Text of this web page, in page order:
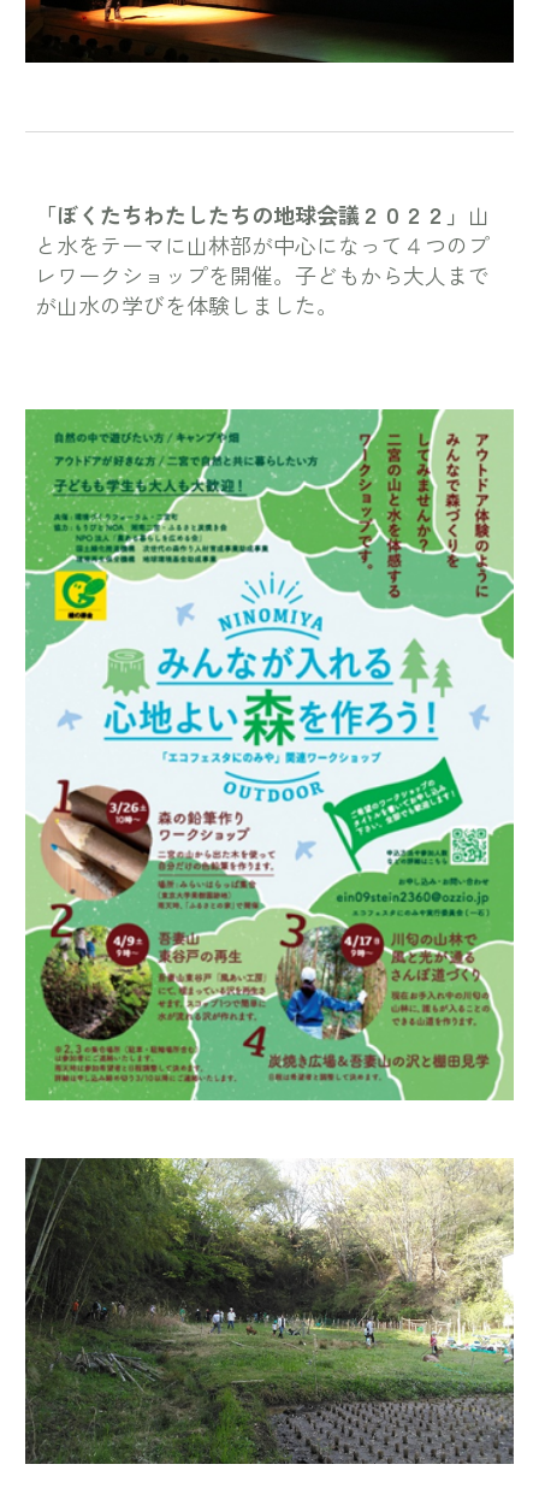
「ぼくたちわたしたちの地球会議２０２２」 山
と水をテーマに山林部が中心になって４つのプ
レワークショップを開催。子どもから大人まで
が山水の学びを体験しました。